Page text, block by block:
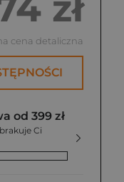
cena detaliczna
od 399 zł
Ci